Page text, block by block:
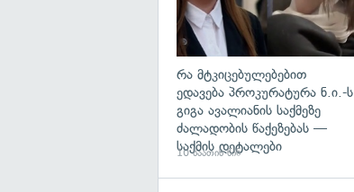
რა მტკიცებულებებით
ედავება პროკურატურა ნ.ი.-ს
გიგა ავალიანის საქმეზე
ძალადობის წაქეზებას —
საქმის დეტალები
10 საათის წინ